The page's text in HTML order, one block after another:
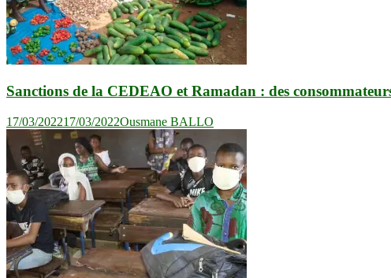
Sanctions de la CEDEAO et Ramadan : des
17/03/202217/03/2022Ousmane BALLO